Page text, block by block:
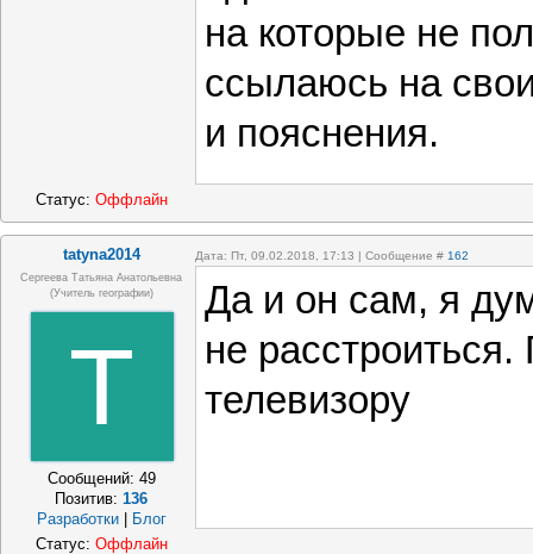
на которые не
ссылаюсь на
и пояснения.
Статус: Оффлайн
tatyna2014 Дата: Пт, 09.02.2018, 17:13 | Сообщение # 162
Сергеева Татьяна Анатольевна
(учитель географии)
T
Сообщений: 49
Позитив:136
Разработки
Блог
Да и он сам, я
не
телевизору
Статус: Оффлайн